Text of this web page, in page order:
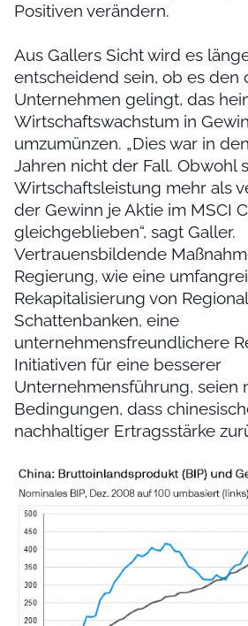
Positiven verändern.
Aus Gallers Sicht wird es
entscheidend sein, ob es den
Unternehmen gelingt, das
Wirtschaftswachstum in
umzumünzen. „Dies war in
Jahren nicht der Fall. Obwohl
Wirtschaftsleistung mehr als
der Gewinn je Aktie im MSCI
gleichgeblieben“, sagt Galler.
Vertrauensbildende
Regierung, wie eine
Rekapitalisierung von
Schattenbanken, eine
unternehmensfreundlichere
Initiativen für eine besserer
Unternehmensführung, seien
Bedingungen, dass
nachhaltiger Ertragsstärke